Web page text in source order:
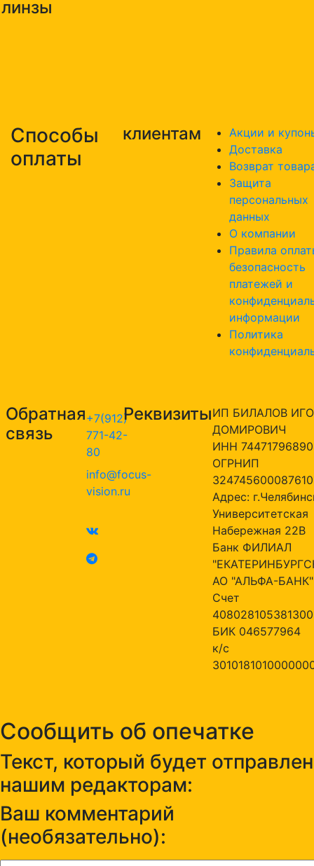
линзы
Способы
оплаты
клиентам
Акции и
Доставка
Возврат
Защита
персональных
данных
О компании
Правила
безопасность
платежей и
информации
Политика
Обратная
связь
+7(912)
771-42-
80
info@focus-
vision.ru
РеквизитыИП БИЛАЛОВ
ДОМИРОВИЧ
ИНН
ОГРНИП
324745600087610
Адрес:
Университетская
Набережная 22В
Банк ФИЛИАЛ
АО "АЛЬФА-БАНК"
Счет
БИК 046577964
к/с
Сообщить об опечатке
Текст, который будет отправлен
нашим редакторам:
Ваш комментарий
(необязательно):